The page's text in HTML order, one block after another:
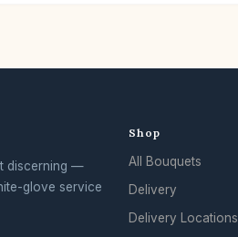
discerning —
glove service
Shop
All Bouquets
Delivery
Delivery Locations